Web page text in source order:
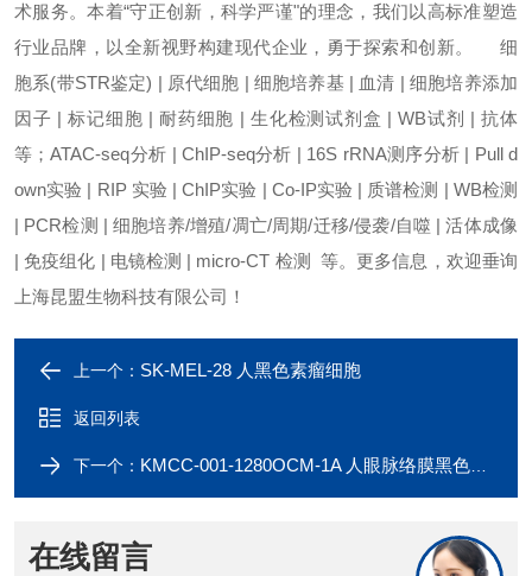
术服务。本着“守正创新，科学严谨"的理念，我们以高标准塑造
行业品牌，以全新视野构建现代企业，勇于探索和创新。 细
胞系(带STR鉴定) | 原代细胞 | 细胞培养基 | 血清 | 细胞培养添加
因子 | 标记细胞 | 耐药细胞 | 生化检测试剂盒 | WB试剂 | 抗体
等；ATAC-seq分析 | ChIP-seq分析 | 16S rRNA测序分析 | Pull d
own实验 | RIP 实验 | ChIP实验 | Co-IP实验 | 质谱检测 | WB检测
| PCR检测 | 细胞培养/增殖/凋亡/周期/迁移/侵袭/自噬 | 活体成像
| 免疫组化 | 电镜检测 | micro-CT 检测 等。更多信息，欢迎垂询
上海昆盟生物科技有限公司！
上一个： SK-MEL-28 人黑色素瘤细胞
返回列表
下一个： KMCC-001-1280OCM-1A 人眼脉络膜黑色素瘤细胞
在线留言